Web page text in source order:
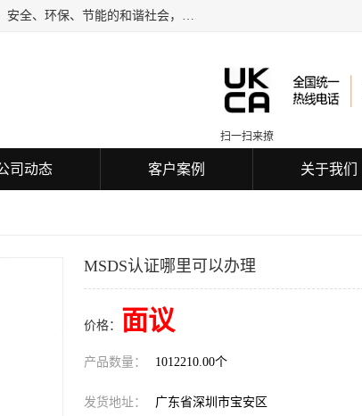
深圳万检通科技有限公司专业从事iso9001质量认证、质量检测认证、CE认证。WJT建设健康、安全、环保、节能的和谐社会，力图在检验、鉴定、测试及认证领域成为受人信赖的机构。
扫一扫来撩
司动态 客户案例 关于我们
MSDS认证哪里可以办理
价格： 面议
产品数量： 1012210.00个
发货地址： 广东省深圳市宝安区